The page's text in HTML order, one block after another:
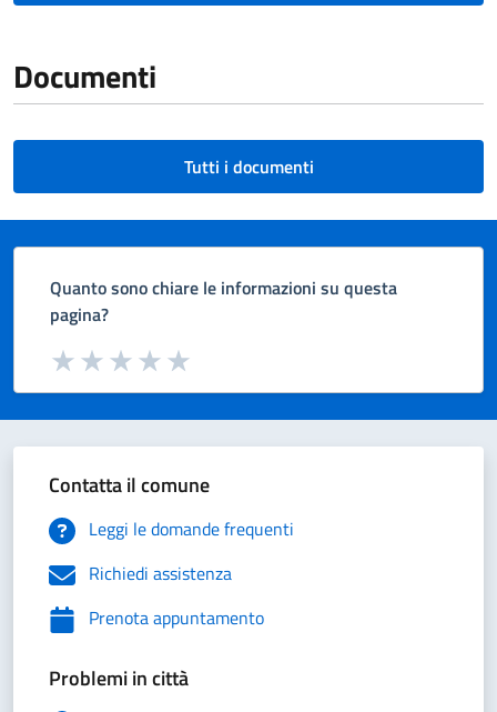
Documenti
Tutti i documenti
Quanto sono chiare le informazioni su questa
pagina?
Valuta da 1 a 5 stelle la pagina
Valuta 5 stelle su 5
Valuta 4 stelle su 5
Valuta 3 stelle su 5
Valuta 2 stelle su 5
Valuta 1 stelle su 5
Contatta il comune
Leggi le domande frequenti
Richiedi assistenza
Prenota appuntamento
Problemi in città